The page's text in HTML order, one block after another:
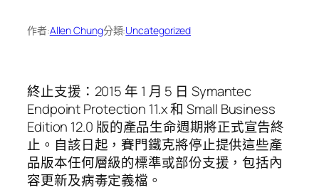
作者:Allen Chung分類:Uncategorized
終止支援：2015 年 1 月 5 日 Symantec
Endpoint Protection 11.x 和 Small Business
Edition 12.0 版的產品生命週期將正式宣告終
止。自該日起，賽門鐵克將停止提供這些產
品版本任何層級的標準或部份支援，包括內
容更新及病毒定義檔。